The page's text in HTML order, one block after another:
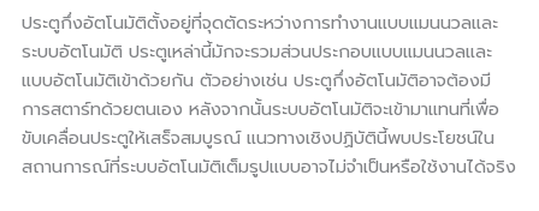
ประตูกึ่งอัตโนมัติตั้งอยู่ที่จุดตัดระหว่างการทำงานแบบแมนนวลและ
ระบบอัตโนมัติ ประตูเหล่านี้มักจะรวมส่วนประกอบแบบแมนนวลและ
แบบอัตโนมัติเข้าด้วยกัน ตัวอย่างเช่น ประตูกึ่งอัตโนมัติอาจต้องมี
การสตาร์ทด้วยตนเอง หลังจากนั้นระบบอัตโนมัติจะเข้ามาแทนที่เพื่อ
ขับเคลื่อนประตูให้เสร็จสมบูรณ์ แนวทางเชิงปฏิบัตินี้พบประโยชน์ใน
สถานการณ์ที่ระบบอัตโนมัติเต็มรูปแบบอาจไม่จำเป็นหรือใช้งานได้จริง